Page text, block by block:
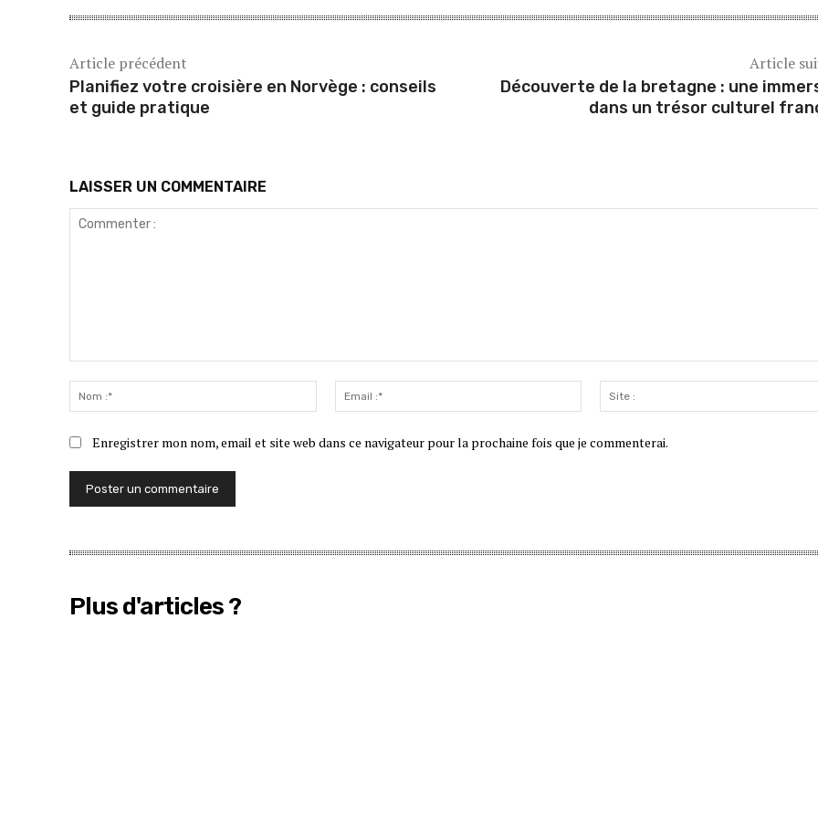
Article précédent
Planifiez votre croisière en Norvège : conseils
et guide pratique
Article
Découverte de la bretagne : une
dans un trésor culturel
LAISSER UN COMMENTAIRE
:*
Email
:*
Enregistrer mon nom, email et site web dans ce navigateur pour la prochaine fois que je commenterai.
Plus d'articles ?